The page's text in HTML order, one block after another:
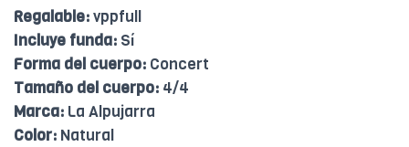
Regalable:vppfull
Incluye funda: Sí
Forma del cuerpo: Concert
Tamaño del cuerpo: 4/4
Marca: La Alpujarra
Color: Natural